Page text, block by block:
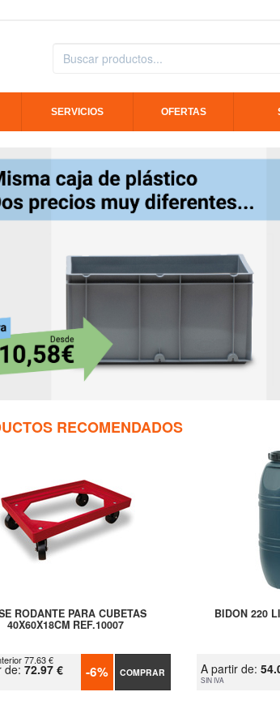
SERVICIOS OFERTAS
RECOMENDADOS
RODANTE PARA CUBETAS
40X60X18CM REF.10007
77.63 €
de: 72.97 € -6% COMPRAR
BIDON 220
A partir de:
SIN IVA